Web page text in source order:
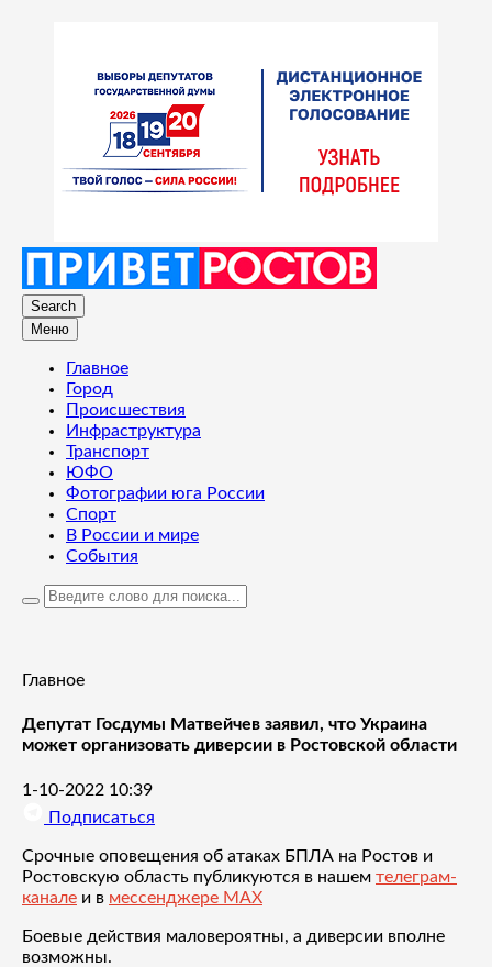
Search
Меню
Главное
Город
Происшествия
Инфраструктура
Транспорт
ЮФО
Фотографии юга России
Спорт
В России и мире
События
Главное
Депутат Госдумы Матвейчев заявил, что Украина
может организовать диверсии в Ростовской области
1-10-2022 10:39
Подписаться
Срочные оповещения об атаках БПЛА на Ростов и
Ростовскую область публикуются в нашем телеграм-
канале и в мессенджере MAX
Боевые действия маловероятны, а диверсии вполне
возможны.